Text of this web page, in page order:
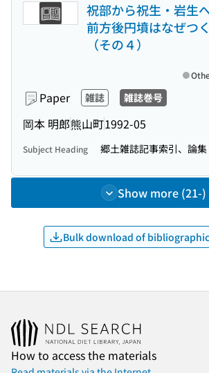
祝部から祝生・岩生
前方後円墳はなぜつ
（その４）
Paper 雑誌 雑誌巻号
岡本 明郎熊山町1992-05
Subject Heading 郷土雑誌記事索引、論集
Show more (21-)
Bulk download of
How to access the materials